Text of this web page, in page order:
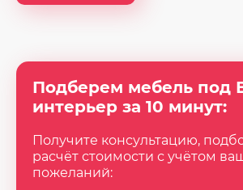
Подберем мебель под
интерьер за 10 минут:
Получите консультацию,
расчёт стоимости с учётом
пожеланий: